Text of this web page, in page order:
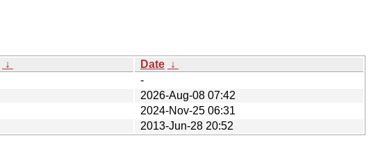
↓ Date ↓
-
2026-Aug-08 07:42
2024-Nov-25 06:31
2013-Jun-28 20:52